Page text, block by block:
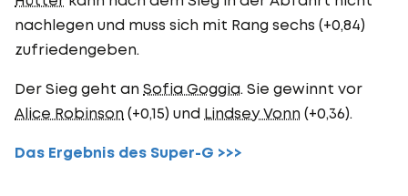
nachlegen und muss sich mit Rang sechs (+0,84)
zufriedengeben.
Der Sieg geht an Sofia Goggia. Sie gewinnt vor
Alice Robinson (+0,15) und Lindsey Vonn (+0,36).
Das Ergebnis des Super-G >>>